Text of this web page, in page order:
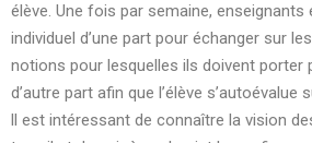
élève. Une fois par semaine,
individuel d’une part pour échanger sur
notions pour lesquelles ils doivent porter
d’autre part afin que l’élève
ll est intéressant de connaître la vision